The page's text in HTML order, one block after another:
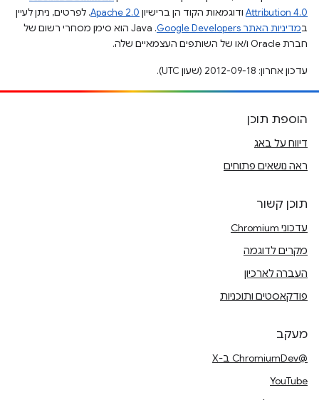
Attribution 4.0 ודוגמאות הקוד הן ברישיון Apache 2.0. לפרטים, ניתן לעיין
במדיניות האתר Google Developers‏
.‏ Java הוא סימן מסחרי רשום של
חברת Oracle ו/או של השותפים העצמאיים שלה.
עדכון אחרון: 2012-09-18 (שעון UTC).
הוספת תוכן
דיווח על באג
ראה נושאים פתוחים
תוכן קשור
עדכוני Chromium
מקרים לדוגמה
העברה לארכיון
פודקאסטים ותוכניות
מעקב
@ChromiumDev ב-X
YouTube